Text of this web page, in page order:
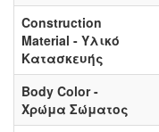
Construction
Material - Υλικό
Κατασκευής
Body Color -
Χρώμα Σώματος